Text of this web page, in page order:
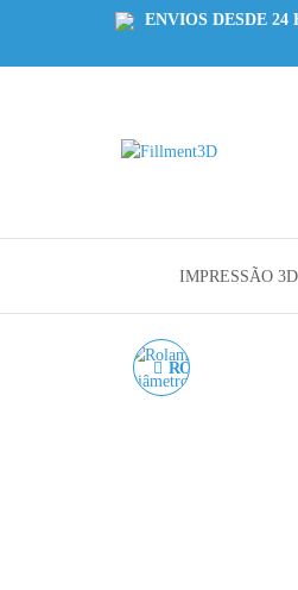
ENVIOS DESDE 24
IMPRESSÃO 3D
ROLAMENTO